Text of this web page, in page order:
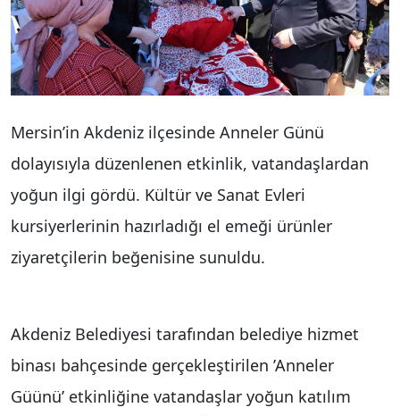
Mersin’in Akdeniz ilçesinde Anneler Günü
dolayısıyla düzenlenen etkinlik, vatandaşlardan
yoğun ilgi gördü. Kültür ve Sanat Evleri
kursiyerlerinin hazırladığı el emeği ürünler
ziyaretçilerin beğenisine sunuldu.
Akdeniz Belediyesi tarafından belediye hizmet
binası bahçesinde gerçekleştirilen ’Anneler
Güünü’ etkinliğine vatandaşlar yoğun katılım